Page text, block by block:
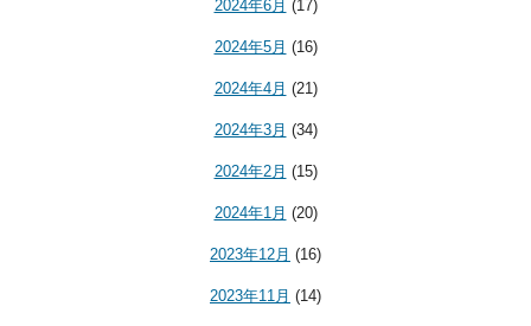
2024年6月 (17)
2024年5月 (16)
2024年4月 (21)
2024年3月 (34)
2024年2月 (15)
2024年1月 (20)
2023年12月 (16)
2023年11月 (14)